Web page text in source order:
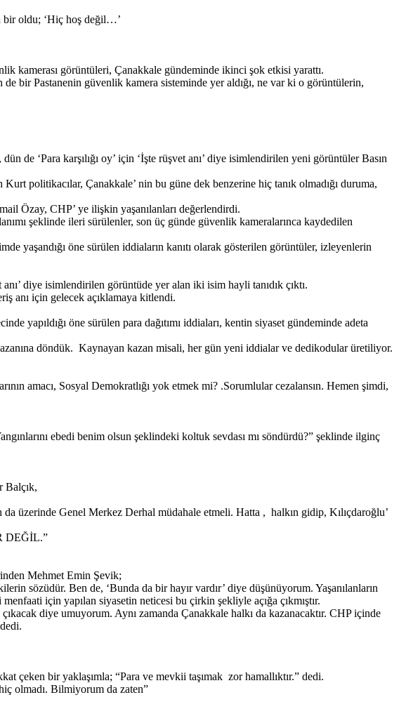
bir oldu; ‘Hiç hoş değil…’
kamerası görüntüleri, Çanakkale gündeminde ikinci şok etkisi yarattı.
de bir Pastanenin güvenlik kamera sisteminde yer aldığı, ne var ki o görüntülerin,
de ‘Para karşılığı oy’ için ‘İşte rüşvet anı’ diye isimlendirilen yeni görüntüler Basın
politikacılar, Çanakkale’ nin bu güne dek benzerine hiç tanık olmadığı duruma,
Özay, CHP’ ye ilişkin yaşanılanları değerlendirdi.
şeklinde ileri sürülenler, son üç günde güvenlik kameralarınca kaydedilen
yaşandığı öne sürülen iddiaların kanıtı olarak gösterilen görüntüler, izleyenlerin
diye isimlendirilen görüntüde yer alan iki isim hayli tanıdık çıktı.
anı için gelecek açıklamaya kitlendi.
yapıldığı öne sürülen para dağıtımı iddiaları, kentin siyaset gündeminde adeta
döndük. Kaynayan kazan misali, her gün yeni iddialar ve dedikodular üretiliyor.
amacı, Sosyal Demokratlığı yok etmek mi? .Sorumlular cezalansın. Hemen şimdi,
ebedi benim olsun şeklindeki koltuk sevdası mı söndürdü?” şeklinde ilginç
Balçık,
üzerinde Genel Merkez Derhal müdahale etmeli. Hatta , halkın gidip, Kılıçdaroğlu’
DEĞİL.”
Mehmet Emin Şevik;
sözüdür. Ben de, ‘Bunda da bir hayır vardır’ diye düşünüyorum. Yaşanılanların
için yapılan siyasetin neticesi bu çirkin şekliyle açığa çıkmıştır.
diye umuyorum. Aynı zamanda Çanakkale halkı da kazanacaktır. CHP içinde
çeken bir yaklaşımla; “Para ve mevkii taşımak zor hamallıktır.” dedi.
olmadı. Bilmiyorum da zaten”